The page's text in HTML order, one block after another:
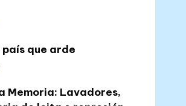
país que arde
Memoria: Lavadores,